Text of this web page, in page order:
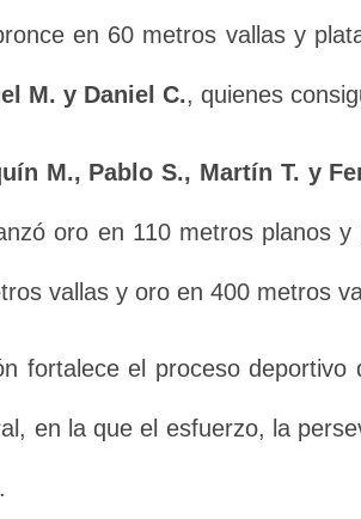
en 60 metros vallas y
M. y Daniel C., quienes
M., Pablo S., Martín T. y
oro en 110 metros planos
vallas y oro en 400 metros
fortalece el proceso
en la que el esfuerzo, la